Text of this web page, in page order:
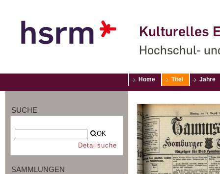
Kulturelles
Hochschul-
Home Titel Jahre
SUCHE
OK
Detailsuche
SAMMLUNGEN